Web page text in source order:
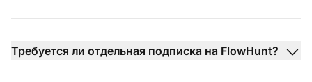
Требуется ли отдельная подписка на FlowHunt?